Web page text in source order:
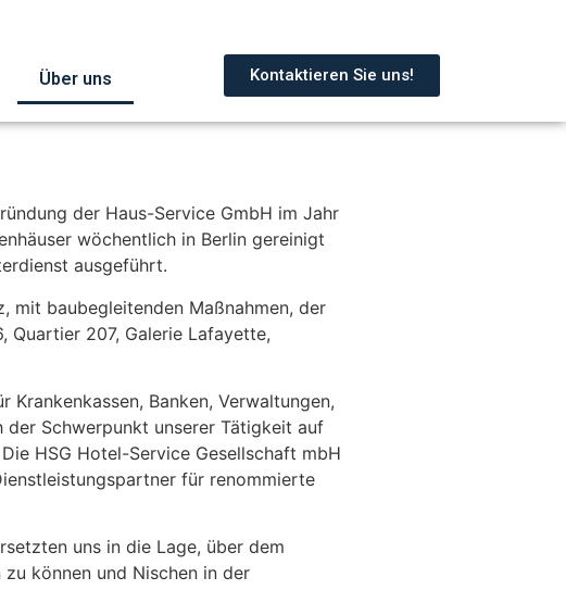
Über uns Kontaktieren Sie uns!
der Haus-Service GmbH im Jahr
wöchentlich in Berlin gereinigt
ausgeführt.
mit baubegleitenden Maßnahmen, der
Quartier 207, Galerie Lafayette,
Banken, Verwaltungen,
Schwerpunkt unserer Tätigkeit auf
HSG Hotel-Service Gesellschaft mbH
für renommierte
uns in die Lage, über dem
können und Nischen in der